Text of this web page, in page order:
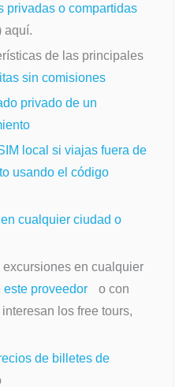
privadas o compartidas
aquí.
de las principales
sin comisiones
privado de un
local si viajas fuera de
usando el código
en cualquier ciudad o
excursiones en cualquier
este proveedor
o con
los free tours,
de billetes de